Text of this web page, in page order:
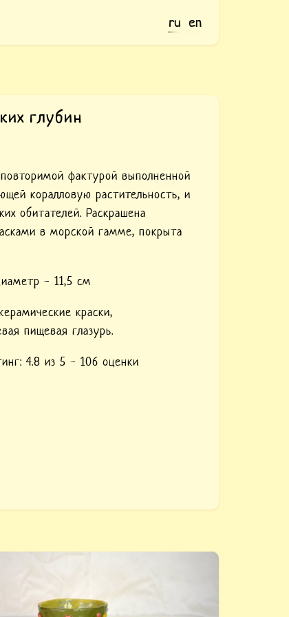
ru en
глубин
фактурой выполненной
коралловую растительность, и
обитателей. Раскрашена
в морской гамме, покрыта
- 11,5 см
краски,
пищевая глазурь.
4.8 из 5 - 106 оценки
«Соусница керамическая цветные
раскрашена керамическими